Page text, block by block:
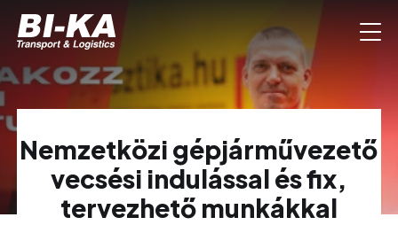
Nemzetközi gépjárművezető
vecsési indulással és fix,
tervezhető munkákkal